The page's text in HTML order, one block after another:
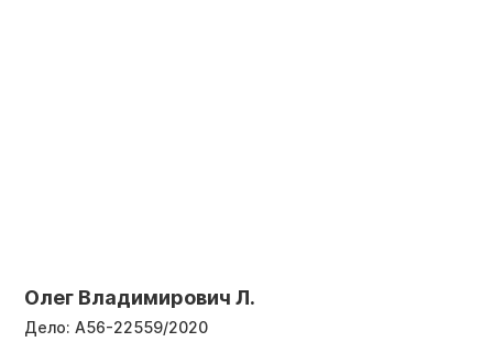
Олег Владимирович Л.
Дело: А56-22559/2020